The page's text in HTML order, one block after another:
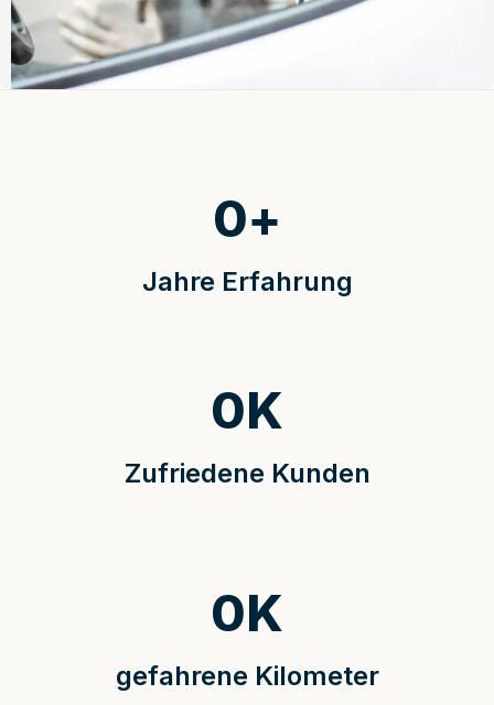
Jahre Erfahrung
0+
Zufriedene Kunden
0K
gefahrene Kilometer
0K